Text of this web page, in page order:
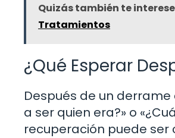
Quizás también te
Tratamientos
¿Qué Esperar
Después de un
a ser quien era?» o
recuperación puede